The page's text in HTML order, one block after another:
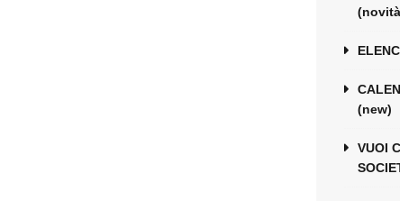
(new)
VUOI